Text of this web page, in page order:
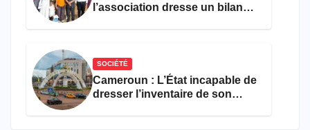
l’association dresse un bilan
SOCIÉTÉ
Cameroun : L’État incapable de
dresser l’inventaire de son